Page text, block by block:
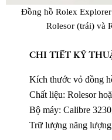
Đồng hồ Rolex
Rolesor (trái) và
CHI TIẾT KỸ
Kích thước vỏ đồng
Chất liệu: Rolesor
Bộ máy: Calibre
Trữ lượng năng